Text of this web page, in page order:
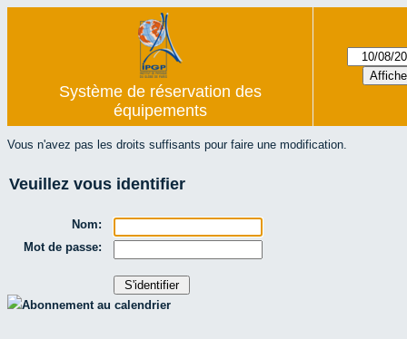
Système de réservation des
équipements
Vous n'avez pas les droits suffisants pour faire une modification.
Veuillez vous identifier
Nom:
Mot de passe:
Abonnement au calendrier